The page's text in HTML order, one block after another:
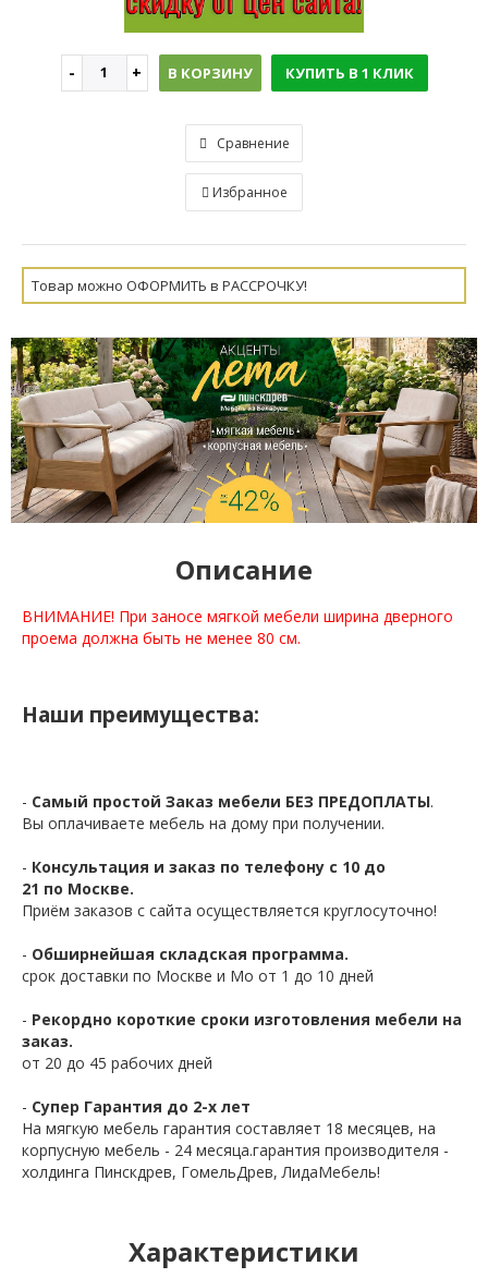
В КОРЗИНУ КУПИТЬ В 1 КЛИК
Сравнение
Избранное
Товар можно ОФОРМИТЬ в РАССРОЧКУ!
Описание
ВНИМАНИЕ! При заносе мягкой мебели ширина дверного
проема должна быть не менее 80 см.
Наши преимущества:
- Самый простой Заказ мебели БЕЗ ПРЕДОПЛАТЫ.
Вы оплачиваете мебель на дому при получении.
- Консультация и заказ по телефону с 10 до
21 по Москве.
Приём заказов с сайта осуществляется круглосуточно!
- Обширнейшая складская программа.
срок доставки по Москве и Мо от 1 до 10 дней
- Рекордно короткие сроки изготовления мебели на
заказ.
от 20 до 45 рабочих дней
- Супер Гарантия до 2-х лет
На мягкую мебель гарантия составляет 18 месяцев, на
корпусную мебель - 24 месяца.гарантия производителя -
холдинга Пинскдрев, ГомельДрев, ЛидаМебель!
Характеристики